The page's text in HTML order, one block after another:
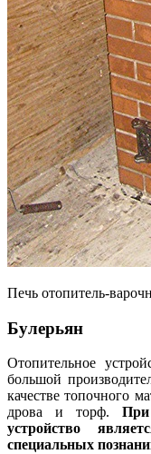
Печь отопитель-
Булерьян
Отопительное
большой
качестве топочного
дрова и торф. При
устройство
специальных